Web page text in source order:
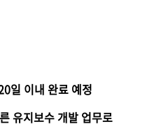
일 이내 완료 예정
유지보수 개발 업무로